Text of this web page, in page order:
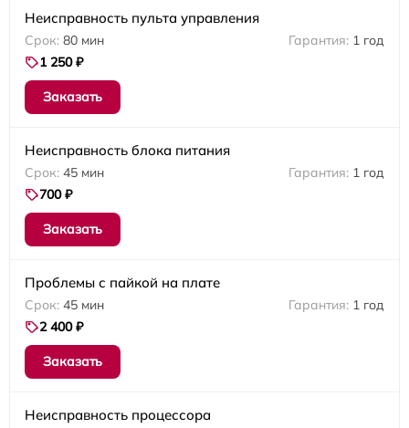
Неисправность пульта управления
80 мин
1 год
1 250 ₽
Заказать
Неисправность блока питания
45 мин
1 год
700 ₽
Заказать
Проблемы с пайкой на плате
45 мин
1 год
2 400 ₽
Заказать
Неисправность процессора